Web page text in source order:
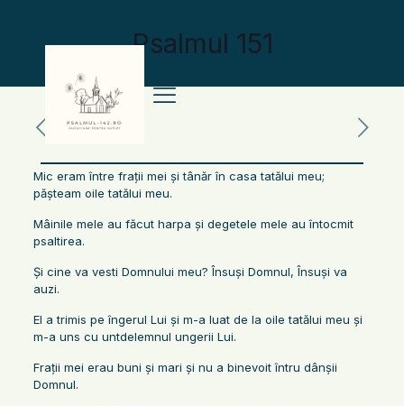
Psalmul 151
Mic eram între fraţii mei şi tânăr în casa tatălui meu;
păşteam oile tatălui meu.
Mâinile mele au făcut harpa şi degetele mele au întocmit
psaltirea.
Şi cine va vesti Domnului meu? Însuşi Domnul, Însuşi va
auzi.
El a trimis pe îngerul Lui şi m-a luat de la oile tatălui meu şi
m-a uns cu untdelemnul ungerii Lui.
Fraţii mei erau buni şi mari şi nu a binevoit întru dânşii
Domnul.